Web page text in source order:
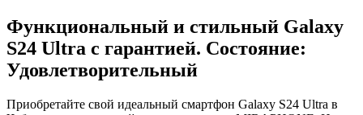
Функциональный и стильный Galaxy
S24 Ultra с гарантией. Состояние:
Удовлетворительный
Приобретайте свой идеальный смартфон Galaxy S24 Ultra в